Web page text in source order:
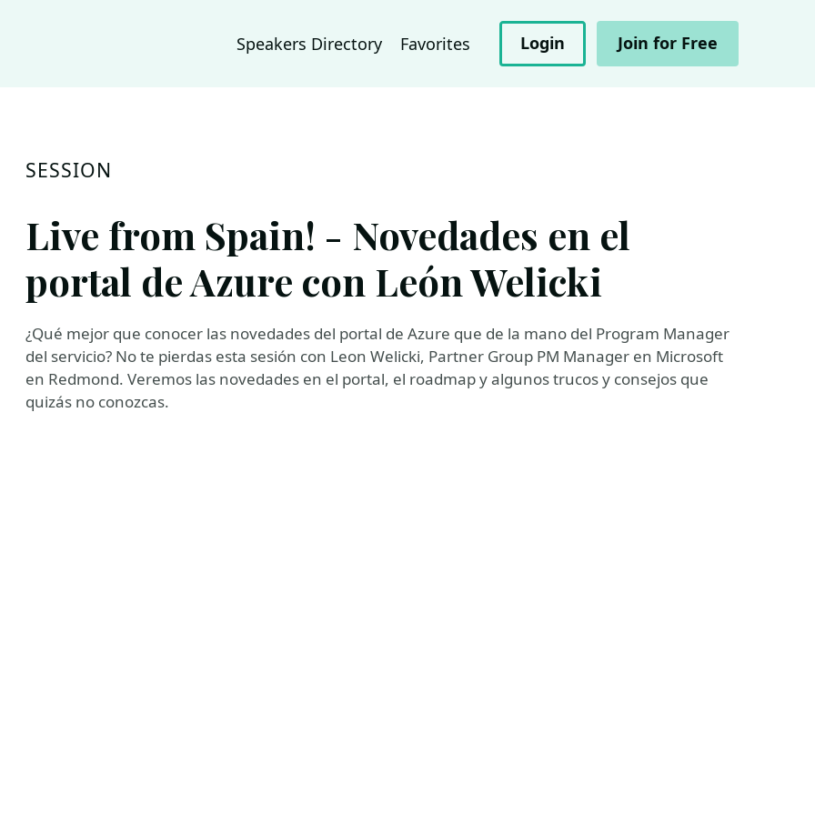
Speakers Directory Favorites Login Join for Free
SESSION
Live from Spain! - Novedades en el
portal de Azure con León Welicki
¿Qué mejor que conocer las novedades del portal de Azure que de la mano del Program Manager
del servicio? No te pierdas esta sesión con Leon Welicki, Partner Group PM Manager en Microsoft
en Redmond. Veremos las novedades en el portal, el roadmap y algunos trucos y consejos que
quizás no conozcas.